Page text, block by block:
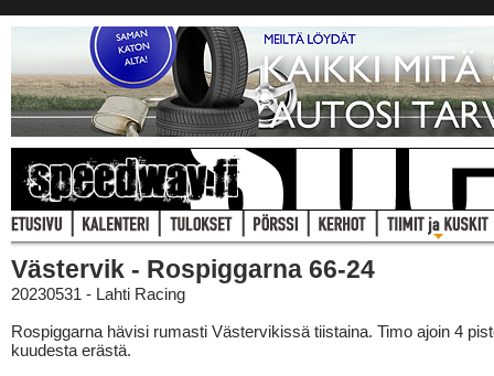
Västervik - Rospiggarna 66-24
20230531 - Lahti Racing
Rospiggarna hävisi rumasti Västervikissä tiistaina. Timo ajoin 4
kuudesta erästä.